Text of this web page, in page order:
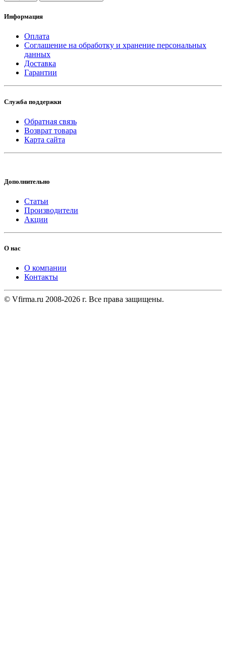
Информация
Оплата
Соглашение на обработку и хранение персональных
данных
Доставка
Гарантии
Служба поддержки
Обратная связь
Возврат товара
Карта сайта
Дополнительно
Статьи
Производители
Акции
О нас
О компании
Контакты
© Vfirma.ru 2008-2026 г. Все права защищены.